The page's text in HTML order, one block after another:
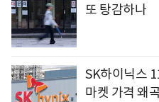
또 탕감하나
SK하이닉스
마켓 가격 왜